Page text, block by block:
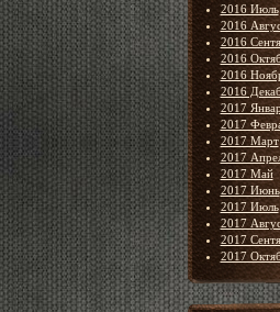
2016 Июль
2016
2016
2016
2016
2016
2017
2017
2017 Март
2017
2017 Май
2017 Июнь
2017 Июль
2017
2017
2017